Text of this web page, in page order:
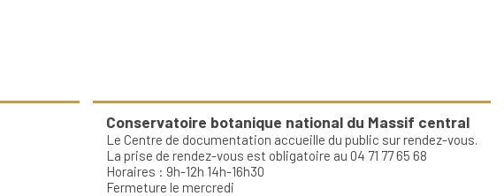
Conservatoire botanique national du Massif central
Le Centre de documentation accueille du public sur rendez-vous.
La prise de rendez-vous est obligatoire au 04 71 77 65 68
Horaires : 9h-12h 14h-16h30
Fermeture le mercredi